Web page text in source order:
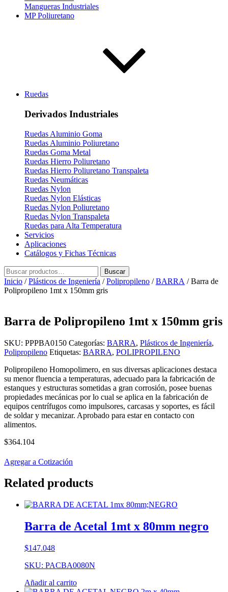
Mangueras Industriales
MP Poliuretano
Ruedas
Derivados Industriales
Ruedas Aluminio Goma
Ruedas Aluminio Poliuretano
Ruedas Goma Metal
Ruedas Hierro Poliuretano
Ruedas Hierro Poliuretano Transpaleta
Ruedas Neumáticas
Ruedas Nylon
Ruedas Nylon Elásticas
Ruedas Nylon Poliuretano
Ruedas Nylon Transpaleta
Ruedas para Alta Temperatura
Servicios
Aplicaciones
Catálogos y Fichas Técnicas
Buscar
por:
Buscar
Inicio /Plásticos de Ingeniería /Polipropileno /BARRA / Barra de
Polipropileno 1mt x 150mm gris
Barra de Polipropileno 1mt x 150mm gris
SKU: PPPBA0150 Categorías: BARRA, Plásticos de Ingeniería,
Polipropileno Etiquetas: BARRA, POLIPROPILENO
Polipropileno Homopolimero, en sus diversas aplicaciones destaca
su menor fluencia a temperaturas, adecuado para la fabricación de
estanques y estructuras sometidas a gran corrosión, posee buenas
propiedades mecánicas por lo cual se aplica en la fabricación de
equipos centrífugos como impulsores, carcasas y soportes, es fácil
de soldar y mecanizar. Aprobado para estar en contacto con
alimentos.
$364.104
Agregar a Cotización
Related products
Barra de Acetal 1mt x 80mm negro
$147.048
SKU: PACBA0080N
Añadir al carrito